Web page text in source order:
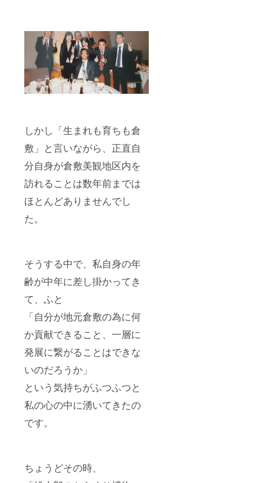
しかし「生まれも育ちも倉
敷」と言いながら、正直自
分自身が倉敷美観地区内を
訪れることは数年前までは
ほとんどありませんでし
た。
そうする中で、私自身の年
齢が中年に差し掛かってき
て、ふと
「自分が地元倉敷の為に何
か貢献できること、一層に
発展に繋がることはできな
いのだろうか」
という気持ちがふつふつと
私の心の中に湧いてきたの
です。
ちょうどその時、